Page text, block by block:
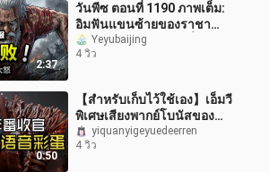
2:37
วันพีซ ตอนที่ 1190 ภาพเต็ม:
อิมฟันแขนซ้ายของราชา
ขาด! จาบะสละชีวิตเพื่อช่วย
ลูฟี่!
Yeyubaijing
4 วิว
0:50
【สำหรับเก็บไว้ใช้เอง】เอ็มวี
พิเศษเสียงพากย์โบนัสของ
เสวียนกู่
yiquanyigeyuedeerren
4 วิว